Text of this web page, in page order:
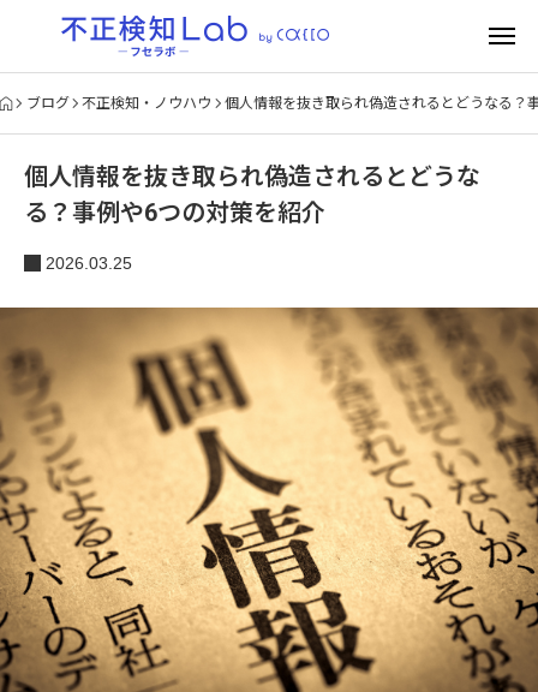
ブログ 不正検知・ノウハウ 個人情報を抜き取られ偽造されるとどうなる？
個人情報を抜き取られ偽造されるとどうな
る？事例や6つの対策を紹介
2026.03.25